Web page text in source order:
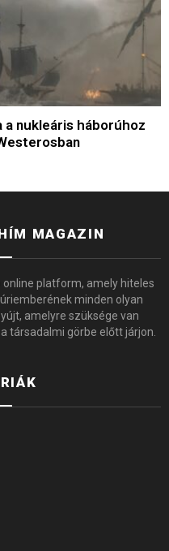
a nukleáris háborúhoz
MAGAZIN
platform, amely hiteles
minden olyan
amelyre szüksége van
társadalmi görbe előtt járjon.